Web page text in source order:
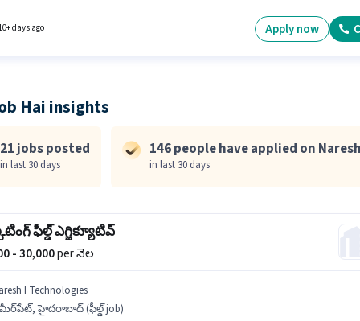
లో ఉంది.
days ago Apply now
Hai insights
21 jobs posted
in last 30 days
146 people have applied on
in last 30 days
ఫీల్డ్ ఎగ్జిక్యూటివ్
- 30,000per నెల
I Technologies
హైదరాబాద్ (ఫీల్డ్ job)